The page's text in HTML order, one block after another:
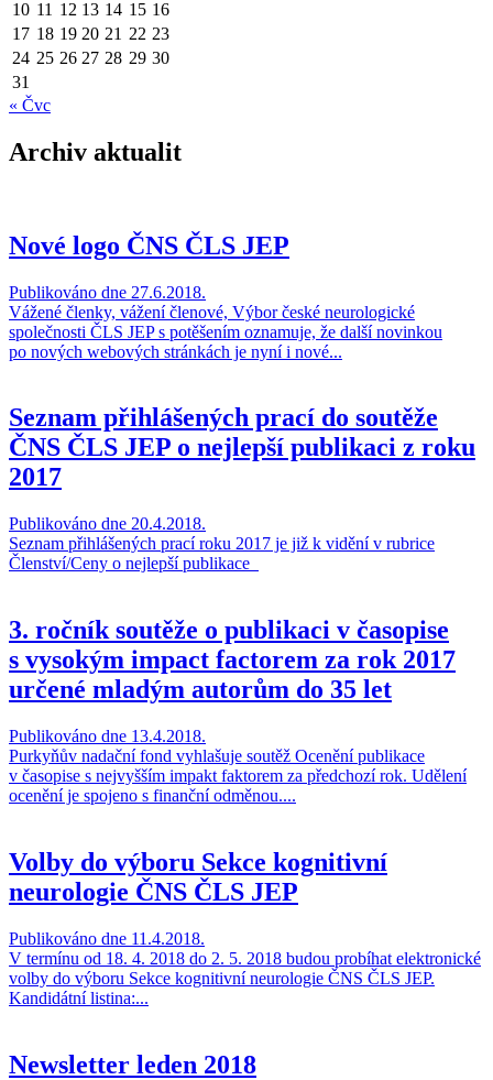
10 11 12 13 14 15 16
17 18 19 20 21 22 23
24 25 26 27 28 29 30
31
« Čvc
Archiv aktualit
Nové logo ČNS ČLS JEP
Publikováno dne 27.6.2018.
Vážené členky, vážení členové, Výbor české neurologické
společnosti ČLS JEP s potěšením oznamuje, že další novinkou
po nových webových stránkách je nyní i nové...
Seznam přihlášených prací do soutěže
ČNS ČLS JEP o nejlepší publikaci z roku
2017
Publikováno dne 20.4.2018.
Seznam přihlášených prací roku 2017 je již k vidění v rubrice
Členství/Ceny o nejlepší publikace
3. ročník soutěže o publikaci v časopise
s vysokým impact factorem za rok 2017
určené mladým autorům do 35 let
Publikováno dne 13.4.2018.
Purkyňův nadační fond vyhlašuje soutěž Ocenění publikace
v časopise s nejvyšším impakt faktorem za předchozí rok. Udělení
ocenění je spojeno s finanční odměnou....
Volby do výboru Sekce kognitivní
neurologie ČNS ČLS JEP
Publikováno dne 11.4.2018.
V termínu od 18. 4. 2018 do 2. 5. 2018 budou probíhat elektronické
volby do výboru Sekce kognitivní neurologie ČNS ČLS JEP.
Kandidátní listina:...
Newsletter leden 2018